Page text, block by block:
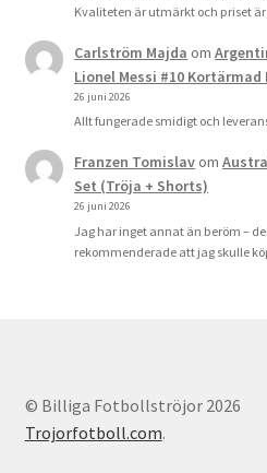
Kvaliteten är utmärkt och priset
Carlström Majda om
Lionel Messi #10
26 juni 2026
Allt fungerade smidigt och
Franzen Tomislavom
Set (Tröja + Shorts)
26 juni 2026
Jag har inget annat än beröm –
rekommenderade att jag skulle
© Billiga Fotbollströjor 2026
Trojorfotboll.com.